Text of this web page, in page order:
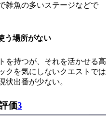
雑魚の多いステージなどで
う場所がない
を持つが、それを活かせる高
クを気にしないクエストでは
状出番が少ない。
価3